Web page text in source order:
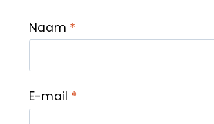
Naam *
E-mail *